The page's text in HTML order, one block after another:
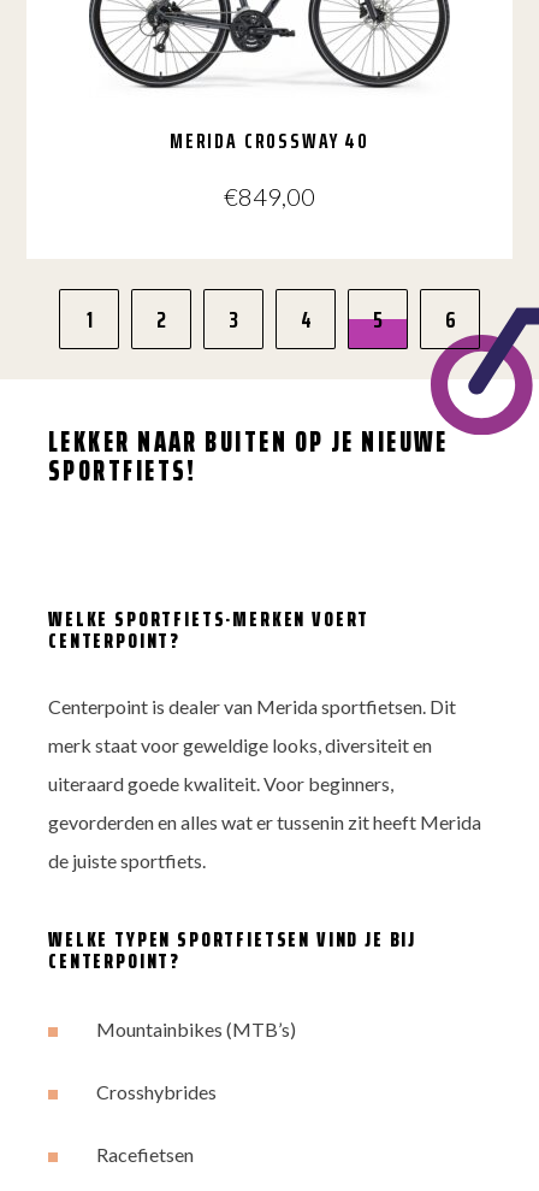
worden
op
productpagina
MERIDA CROSSWAY 40
€849,00
product
heeft
Deze
kan
gekozen
1 2 3 4 5 6
LEKKER NAAR BUITEN OP JE NIEUWE
SPORTFIETS!
WELKE SPORTFIETS-MERKEN VOERT
CENTERPOINT?
Centerpoint is dealer van Merida sportfietsen. Dit
merk staat voor geweldige looks, diversiteit en
uiteraard goede kwaliteit. Voor beginners,
gevorderden en alles wat er tussenin zit heeft Merida
de juiste sportfiets.
WELKE TYPEN SPORTFIETSEN VIND JE BIJ
CENTERPOINT?
Mountainbikes (MTB’s)
Crosshybrides
Racefietsen